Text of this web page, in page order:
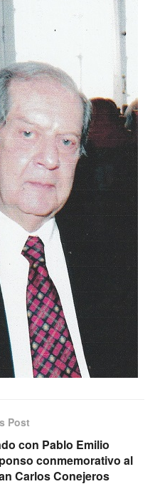
Post
con Pablo Emilio
conmemorativo al
Carlos Conejeros